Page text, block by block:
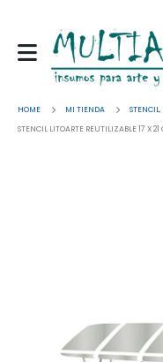
HOME MI TIENDA STENCIL,
STENCIL LITOARTE REUTILIZABLE 17 X